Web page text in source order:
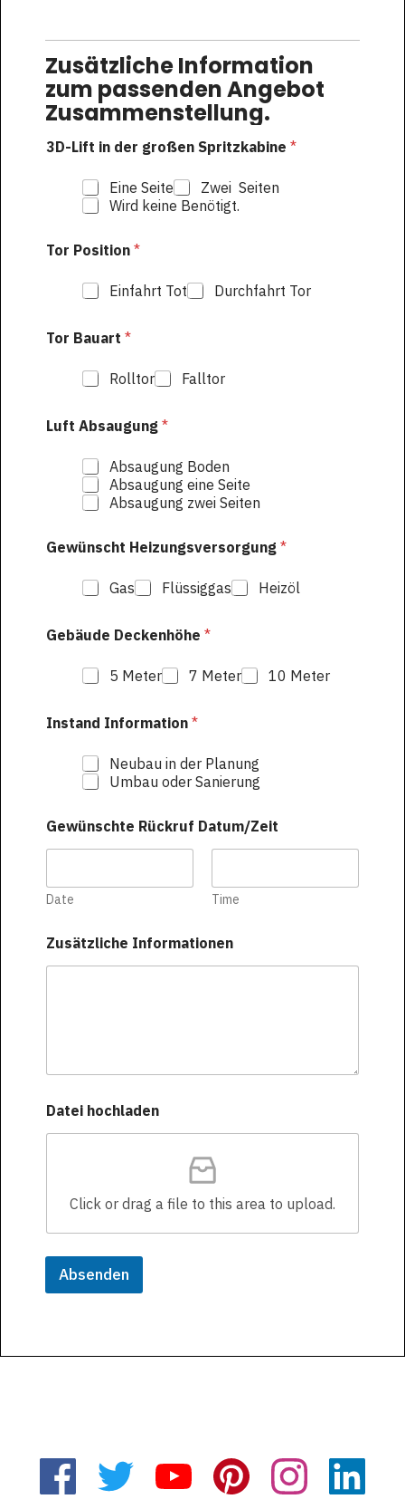
Zusätzliche Information
zum passenden Angebot
Zusammenstellung.
3D-Lift in der großen Spritzkabine*
Eine Seite
Zwei Seiten
Wird keine Benötigt.
Tor Position*
Einfahrt Tot Durchfahrt Tor
Tor Bauart*
Rolltor Falltor
Luft Absaugung*
Absaugung Boden
Absaugung eine Seite
Absaugung zwei Seiten
Gewünscht Heizungsversorgung*
Gas Flüssiggas Heizöl
Gebäude Deckenhöhe*
5 Meter 7 Meter 10 Meter
Instand Information*
Neubau in der Planung
Umbau oder Sanierung
Gewünschte Rückruf Datum/Zeit
Date Time
Zusätzliche Informationen
Datei hochladen
Click or drag a file to this area to upload.
Absenden